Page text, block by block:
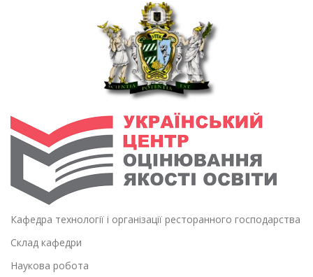
Кафедра технології і організації ресторанного господарства
Склад кафедри
Наукова робота